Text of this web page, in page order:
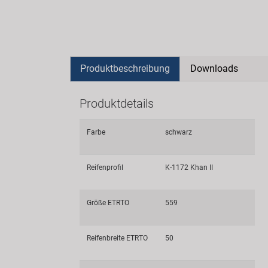
Produktbeschreibung Downloads
Produktdetails
Farbe schwarz
Reifenprofil K-1172 Khan II
Größe ETRTO 559
Reifenbreite ETRTO 50